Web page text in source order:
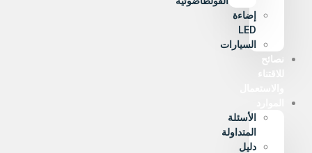
إضاءة
LED
السيارات
نصائح
الأسئلة
المتداولة
دليل